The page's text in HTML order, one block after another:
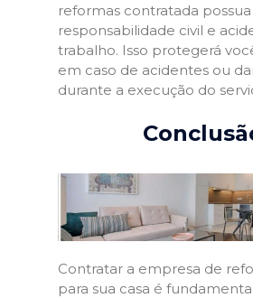
reformas contratada
responsabilidade civil e
trabalho. Isso protegerá
em caso de acidentes ou
durante a execução do
Contratar a empresa de
para sua casa é